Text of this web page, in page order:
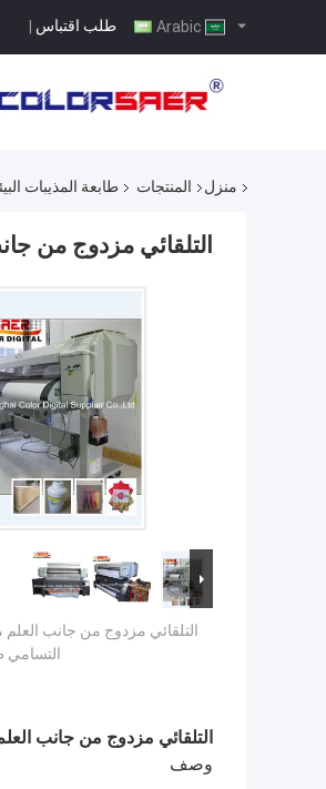
طلب اقتباس |
منزل المنتجات طابعة المذيبات
التلقائي مزدوج من
التلقائي مزدوج من جانب العلم
التسامي
التلقائي مزدوج من جانب
وصف